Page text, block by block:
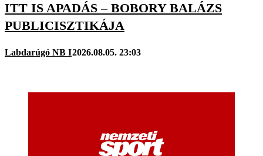
ITT IS APADÁS – BOBORY BALÁZS
PUBLICISZTIKÁJA
Labdarúgó NB I2026.08.05. 23:03